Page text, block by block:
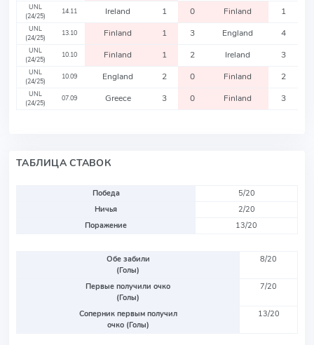
UNL
(24/25)
14.11 Ireland 1 0 Finland 1
UNL
(24/25)
13.10 Finland 1 3 England 4
UNL
(24/25)
10.10 Finland 1 2 Ireland 3
UNL
(24/25)
10.09 England 2 0 Finland 2
UNL
(24/25)
07.09 Greece 3 0 Finland 3
ТАБЛИЦА СТАВОК
Победа
5/20
Ничья
2/20
Поражение
13/20
Обе забили
(Голы)
8/20
Первые получили очко
(Голы)
7/20
Соперник первым получил
очко (Голы)
13/20